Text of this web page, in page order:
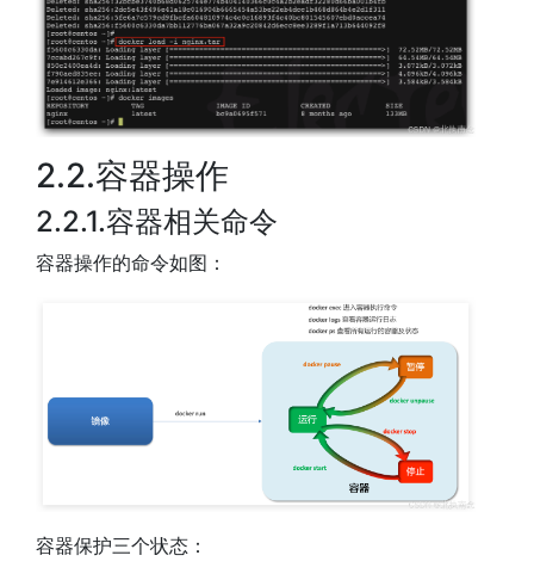
2.2.容器操作
2.2.1.容器相关命令
容器操作的命令如图：
容器保护三个状态：